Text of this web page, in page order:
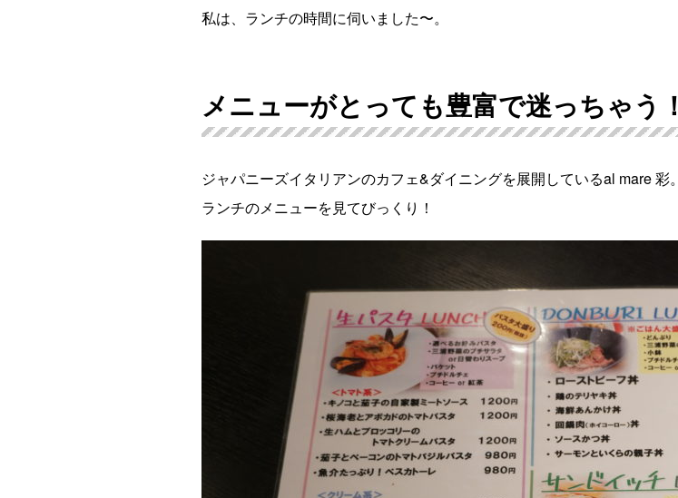
私は、ランチの時間に伺いました〜。
メニューがとっても豊富で迷っちゃう！
ジャパニーズイタリアンのカフェ&ダイニングを展開しているal mare 彩。
ランチのメニューを見てびっくり！